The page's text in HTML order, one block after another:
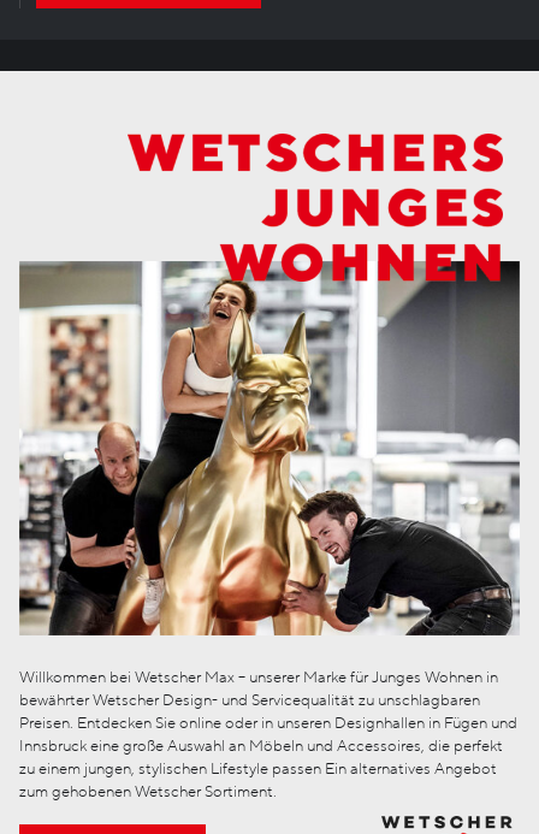
Willkommen bei Wetscher Max – unserer Marke für Junges Wohnen in
bewährter Wetscher Design- und Servicequalität zu unschlagbaren
Preisen. Entdecken Sie online oder in unseren Designhallen in Fügen und
Innsbruck eine große Auswahl an Möbeln und Accessoires, die perfekt
zu einem jungen, stylischen Lifestyle passen Ein alternatives Angebot
zum gehobenen Wetscher Sortiment.